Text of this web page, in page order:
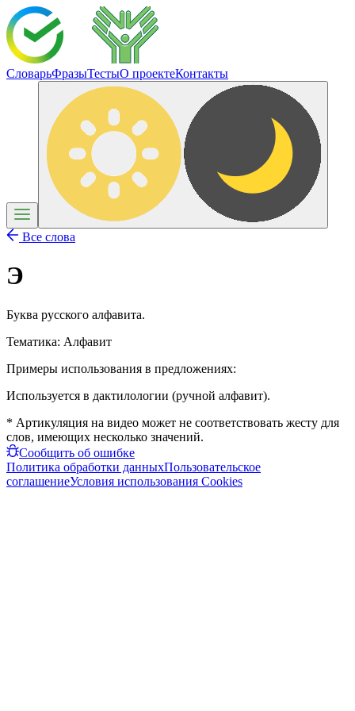
СловарьФразыТестыО проектеКонтакты
Все слова
Э
Буква русского алфавита.
Тематика: Алфавит
Примеры использования в предложениях:
Используется в дактилологии (ручной алфавит).
* Артикуляция на видео может не соответствовать жесту для
слов, имеющих несколько значений.
Сообщить об ошибке
Политика обработки данныхПользовательское
соглашениеУсловия использования Cookies